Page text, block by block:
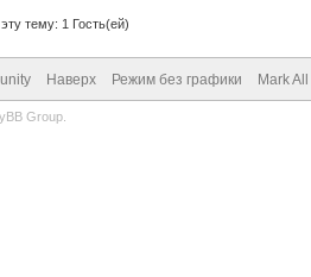
тему: 1 Гость(ей)
Наверх Режим без графики Mark
Group